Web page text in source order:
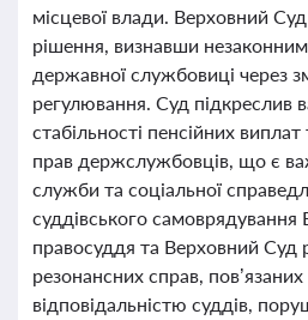
місцевої влади. Верховний
рішення, визнавши
державної службовиці через
регулювання. Суд підкреслив
стабільності пенсійних
прав держслужбовців, що є
служби та соціальної
суддівського
правосуддя та Верховний Суд
резонансних справ,
відповідальністю суддів,